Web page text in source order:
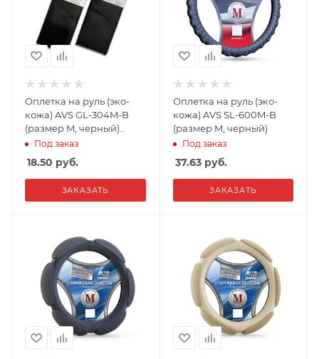
Оплетка на руль (эко-
кожа) AVS GL-304M-B
(размер M, черный)
перфорированная
Под заказ
18.50 руб.
ЗАКАЗАТЬ
Оплетка на руль (эко-
кожа) AVS SL-600M-B
(размер M, черный)
Под заказ
37.63руб.
ЗАКАЗАТЬ